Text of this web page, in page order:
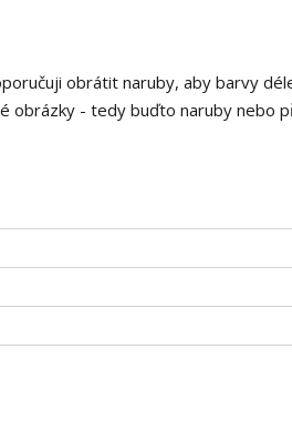
obrátit naruby, aby barvy
obrázky - tedy buďto naruby nebo